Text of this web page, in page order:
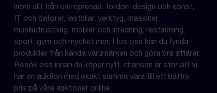
inom allt från entreprenad, fordon, design och konst,
IT och datorer, lastbilar, verktyg, maskiner,
musikutrustning, möbler och inredning, restaurang,
sport, gym och mycket mer. Hos oss kan du fynda
produkter från kända varumärken och göra bra affärer.
Besök oss innan du köper nytt, chansen är stor att vi
har en auktion med exakt samma vara till ett bättre
pris på våra auktioner online.